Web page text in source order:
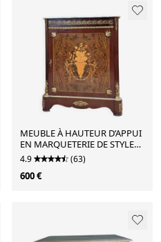
MEUBLE À HAUTEUR D’APPUI
EN MARQUETERIE DE STYLE
NAPOLÉON III
4.9 (63)
600 €